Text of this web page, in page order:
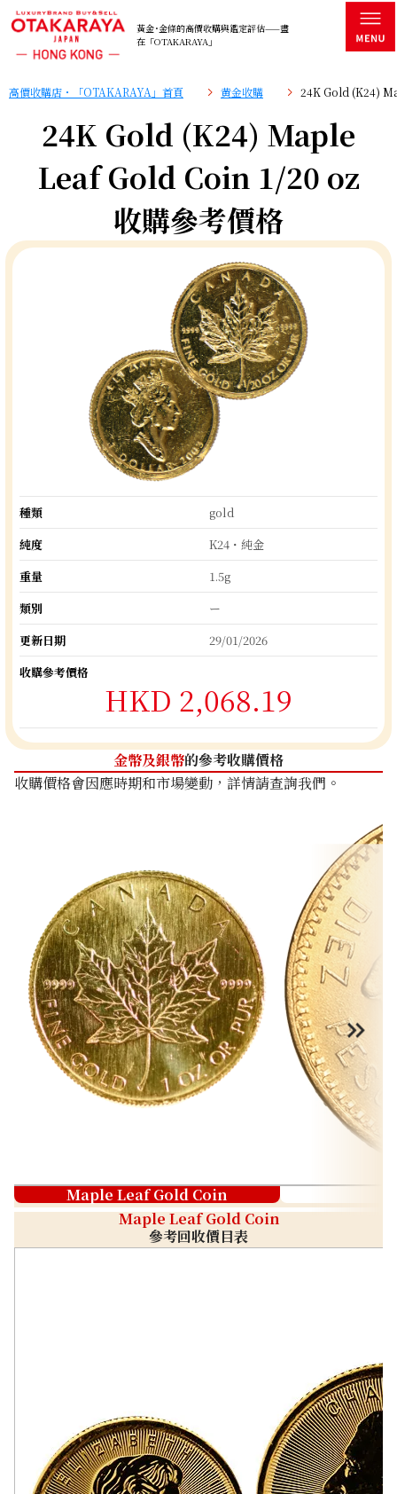
黃金･金條的高價收購與鑑定評估——盡
在「OTAKARAYA」
高價收購店・「OTAKARAYA」首頁 黄金收購 24K Gold (K24)
24K Gold (K24) Maple
Leaf Gold Coin 1/20 oz
收購參考價格
種類
gold
純度
K24・純金
重量
1.5g
類別
ー
更新日期
29/01/2026
收購參考價格
HKD 2,068.19
金幣及銀幣的參考收購價格
收購價格會因應時期和市場變動，詳情請查詢我們。
Maple Leaf Gold Coin
Maple Leaf Gold Coin
參考回收價目表